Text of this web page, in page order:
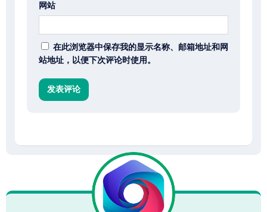
网站
在此浏览器中保存我的显示名称、邮箱地址和网
站地址，以便下次评论时使用。